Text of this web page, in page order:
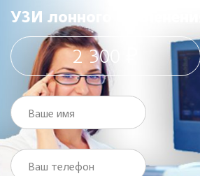
УЗИ лонного сочленения
2 300 ₽
Ваше имя
Ваш телефон